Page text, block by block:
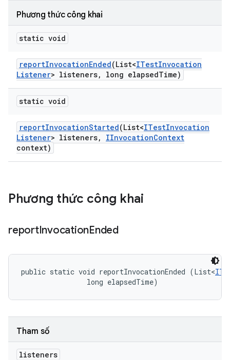
Phương thức công khai
static void
reportInvocationEnded(List<ITestInvocation
Listener> listeners, long elapsedTime)
static void
reportInvocationStarted(List<ITestInvocation
Listener> listeners, IInvocationContext
context)
Phương thức công khai
reportInvocationEnded
public static void reportInvocationEnded (List<
                long elapsedTime)
Tham số
listeners